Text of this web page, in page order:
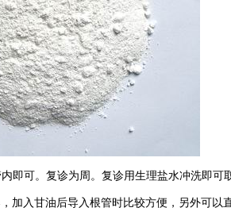
即可。复诊为周。复诊用生理盐水冲洗即可
加入甘油后导入根管时比较方便，另外可以